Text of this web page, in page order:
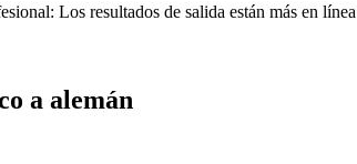
Los resultados de salida están más en
a alemán